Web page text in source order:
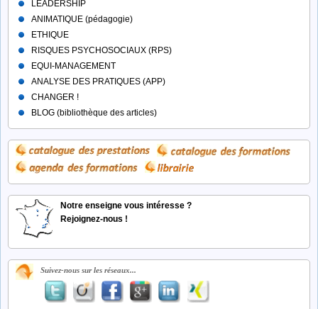
LEADERSHIP
ANIMATIQUE (pédagogie)
ETHIQUE
RISQUES PSYCHOSOCIAUX (RPS)
EQUI-MANAGEMENT
ANALYSE DES PRATIQUES (APP)
CHANGER !
BLOG (bibliothèque des articles)
Notre enseigne vous intéresse ?
Rejoignez-nous !
Suivez-nous sur les réseaux...